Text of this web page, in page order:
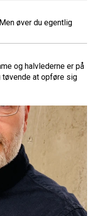
Men øver du egentlig
og halvlederne er på
at opføre sig